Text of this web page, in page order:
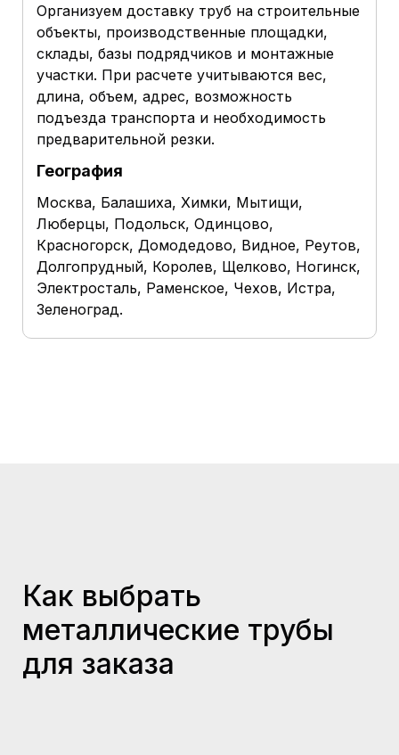
Организуем доставку труб на строительные
объекты, производственные площадки,
склады, базы подрядчиков и монтажные
участки. При расчете учитываются вес,
длина, объем, адрес, возможность
подъезда транспорта и необходимость
предварительной резки.
География
Москва, Балашиха, Химки, Мытищи,
Люберцы, Подольск, Одинцово,
Красногорск, Домодедово, Видное, Реутов,
Долгопрудный, Королев, Щелково, Ногинск,
Электросталь, Раменское, Чехов, Истра,
Зеленоград.
Как выбрать
металлические трубы
для заказа